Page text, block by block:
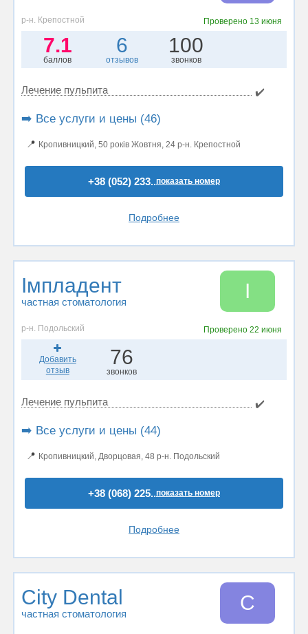
р-н. Крепостной Проверено 13 июня
7.1
баллов
6
отзывов
100
звонков
Лечение пульпита ✔️
➡️ Все услуги и цены (46)
📍 Кропивницкий, 50 років Жовтня, 24 р-н. Крепостной
+38 (052) 233..показать номер
Подробнее
Імпладент
частная стоматология І
р-н. Подольский Проверено 22 июня
Добавить
отзыв
76
звонков
Лечение пульпита ✔️
➡️ Все услуги и цены (44)
📍 Кропивницкий, Дворцовая, 48 р-н. Подольский
+38 (068) 225..показать номер
Подробнее
City Dental
частная стоматология C